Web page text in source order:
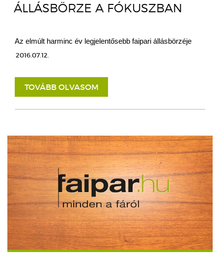
ÁLLÁSBÖRZE A FÓKUSZBAN
Az elmúlt harminc év legjelentősebb faipari állásbörzéje
2016.07.12.
TOVÁBB OLVASOM